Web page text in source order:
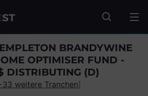
Fonds
BRANDYWINE
OPTIMISER FUND -
DISTRIBUTING (D)
weitere Tranchen]